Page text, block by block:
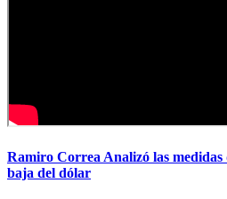
Ramiro Correa Analizó las
baja del dólar